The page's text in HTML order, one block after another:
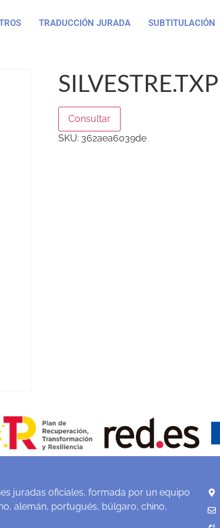
TRADUCCIÓN JURADA SUBTITULACIÓN
SILVESTRE.TXP
Consultar
SKU: 362aea6039de
juradas oficiales, formada por un equipo
alemán, portugués, búlgaro, chino,